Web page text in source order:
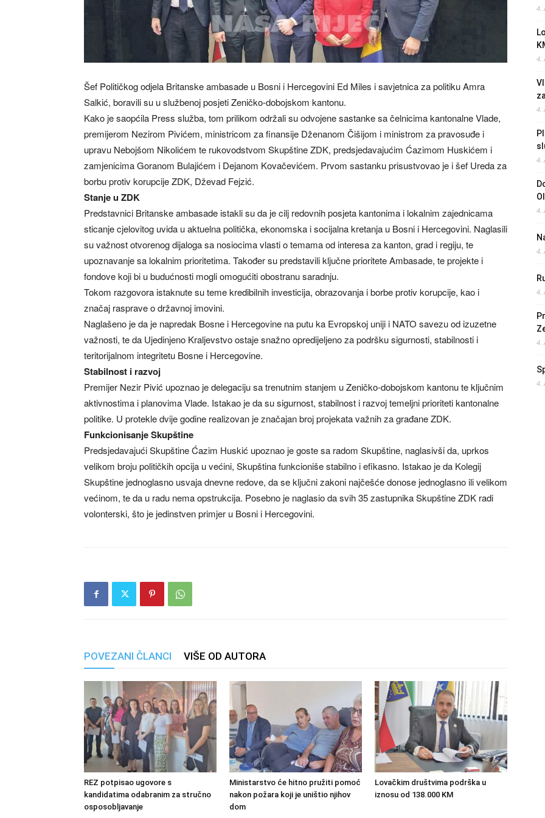
Šef Političkog odjela Britanske ambasade u Bosni i Hercegovini Ed Miles i savjetnica za politiku Amra
Salkić, boravili su u službenoj posjeti Zeničko-dobojskom kantonu.
Kako je saopćila Press služba, tom prilikom održali su odvojene sastanke sa čelnicima kantonalne Vlade,
premijerom Nezirom Pivićem, ministricom za finansije Dženanom Čišijom i ministrom za pravosuđe i
upravu Nebojšom Nikolićem te rukovodstvom Skupštine ZDK, predsjedavajućim Ćazimom Huskićem i
zamjenicima Goranom Bulajićem i Dejanom Kovačevićem. Prvom sastanku prisustvovao je i šef Ureda za
borbu protiv korupcije ZDK, Dževad Fejzić.
Stanje u ZDK
Predstavnici Britanske ambasade istakli su da je cilj redovnih posjeta kantonima i lokalnim zajednicama
sticanje cjelovitog uvida u aktuelna politička, ekonomska i socijalna kretanja u Bosni i Hercegovini. Naglasili
su važnost otvorenog dijaloga sa nosiocima vlasti o temama od interesa za kanton, grad i regiju, te
upoznavanje sa lokalnim prioritetima. Također su predstavili ključne prioritete Ambasade, te projekte i
fondove koji bi u budućnosti mogli omogućiti obostranu saradnju.
Tokom razgovora istaknute su teme kredibilnih investicija, obrazovanja i borbe protiv korupcije, kao i
značaj rasprave o državnoj imovini.
Naglašeno je da je napredak Bosne i Hercegovine na putu ka Evropskoj uniji i NATO savezu od izuzetne
važnosti, te da Ujedinjeno Kraljevstvo ostaje snažno opredijeljeno za podršku sigurnosti, stabilnosti i
teritorijalnom integritetu Bosne i Hercegovine.
Stabilnost i razvoj
Premijer Nezir Pivić upoznao je delegaciju sa trenutnim stanjem u Zeničko-dobojskom kantonu te ključnim
aktivnostima i planovima Vlade. Istakao je da su sigurnost, stabilnost i razvoj temeljni prioriteti kantonalne
politike. U protekle dvije godine realizovan je značajan broj projekata važnih za građane ZDK.
Funkcionisanje Skupštine
Predsjedavajući Skupštine Ćazim Huskić upoznao je goste sa radom Skupštine, naglasivši da, uprkos
velikom broju političkih opcija u većini, Skupština funkcioniše stabilno i efikasno. Istakao je da Kolegij
Skupštine jednoglasno usvaja dnevne redove, da se ključni zakoni najčešće donose jednoglasno ili velikom
većinom, te da u radu nema opstrukcija. Posebno je naglasio da svih 35 zastupnika Skupštine ZDK radi
volonterski, što je jedinstven primjer u Bosni i Hercegovini.
POVEZANI ČLANCI VIŠE OD AUTORA
REZ potpisao ugovore s
kandidatima odabranim za stručno
osposobljavanje
Ministarstvo će hitno pružiti pomoć
nakon požara koji je uništio njihov
dom
Lovačkim društvima podrška u
iznosu od 138.000 KM
4.
4.
4.
4.
4.
4.
4.
4.
4.